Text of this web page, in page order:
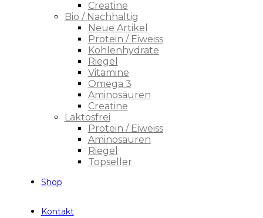
Creatine
Bio / Nachhaltig
Neue Artikel
Protein / Eiweiss
Kohlenhydrate
Riegel
Vitamine
Omega 3
Aminosäuren
Creatine
Laktosfrei
Protein / Eiweiss
Aminosäuren
Riegel
Topseller
Shop
Kontakt